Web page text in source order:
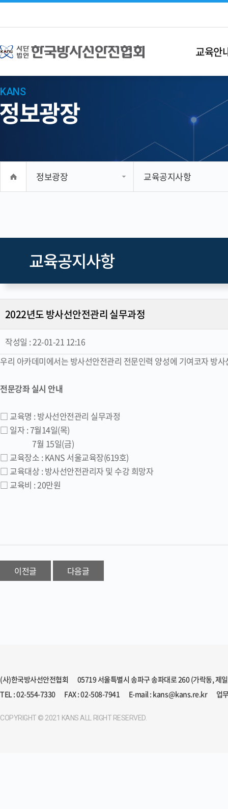
교육안
KANS
보광장
정보광장 교육공지사항
교육공지사항
2022년도 방사선안전관리 실무과정
작성일 :22-01-21 12:16
우리 아카데미에서는 방사선안전관리 전문인력 양성에 기여코자 방
전문강좌 실시 안내
□ 교육명 : 방사선안전관리 실무과정
□ 일자 : 7월14일(목)
7월 15일(금)
□ 교육장소 : KANS 서울교육장(619호)
□ 교육대상 : 방사선안전관리자 및 수강 희망자
□ 교육비 : 20만원
이전글 다음글
(사)한국방사선안전협회
05719 서울특별시 송파구 송파대로 260 (가락동, 제
TEL : 02-554-7330
FAX : 02-508-7941 E-mail : kans@kans.re.kr 업
COPYRIGHT © 2021 KANS ALL RIGHT RESERVED.